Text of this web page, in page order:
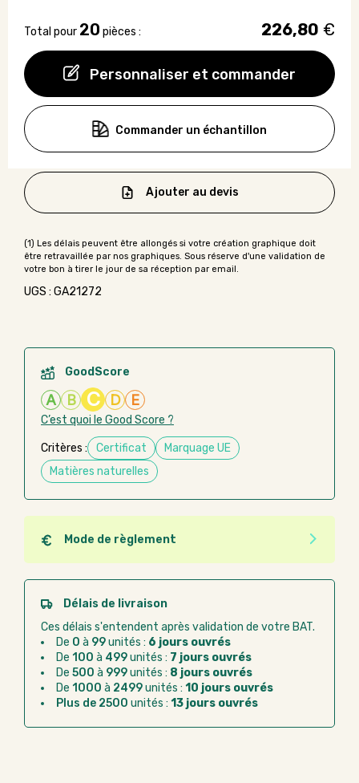
Personnaliser et commander
Total pour 20 pièces : 226,80 €
Commander un échantillon
Ajouter au devis
UGS : GA21272
GoodScore
A B C D E
C’est quoi le Good Score ?
Critères : Certificat
Marquage UE
Matières naturelles
Mode de règlement
Quel que soit le mode de règlement, vous pouvez
passer commande en ligne sur Good Act.
Paiement CB :paiement sécurisé par carte
Virement bancaire :règlement sur facture
après la commande
Chorus Pro :règlement par mandat
administratif après la commande
Délais de livraison
Ces délais s'entendent après validation de votre BAT.
De 0 à 99unités : 6 jours ouvrés
De 100 à 499unités : 7 jours ouvrés
De 500 à 999unités : 8 jours ouvrés
De 1000 à 2499unités : 10 jours ouvrés
Plus de 2500 unités : 13 jours ouvrés